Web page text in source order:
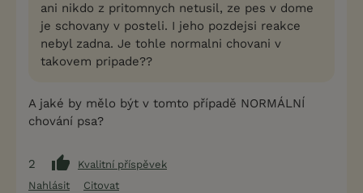
ani nikdo z pritomnych netusil, ze pes v dome
je schovany v posteli. I jeho pozdejsi reakce
nebyl zadna. Je tohle normalni chovani v
takovem pripade??
A jaké by mělo být v tomto případě NORMÁLNÍ
chování psa?
2
Kvalitní příspěvek
Nahlásit
Citovat